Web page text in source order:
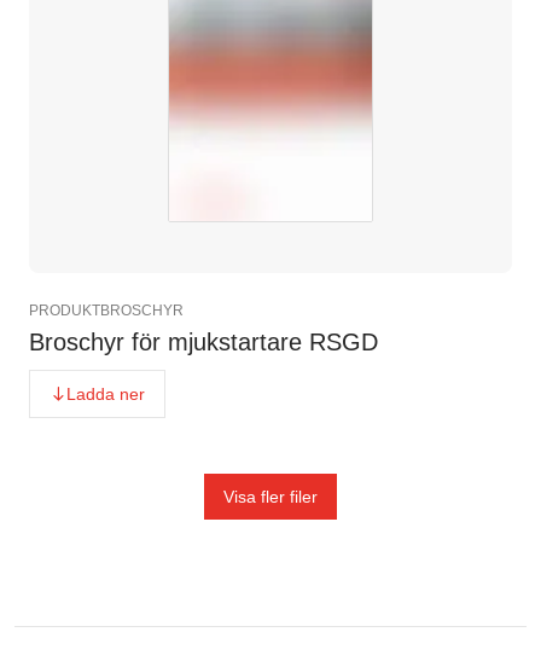
PRODUKTBROSCHYR
Broschyr för mjukstartare RSGD
Ladda ner
Visa fler filer